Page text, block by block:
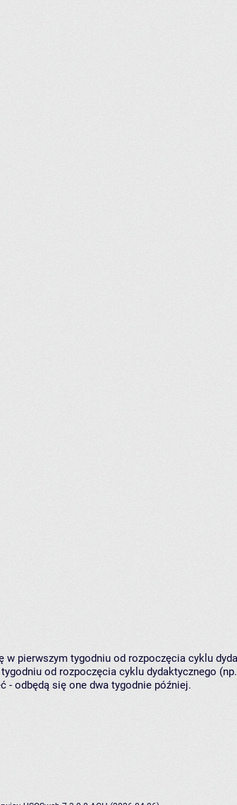
w pierwszym tygodniu od rozpoczęcia cyklu
od rozpoczęcia cyklu dydaktycznego
- odbędą się one dwa tygodnie później.